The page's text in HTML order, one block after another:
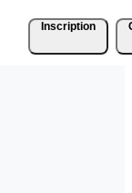
Inscription